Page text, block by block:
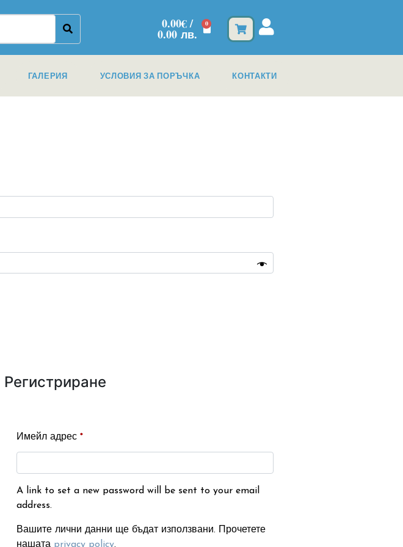
0.00€/
0.00 лв.
0
ГАЛЕРИЯ УСЛОВИЯ ЗА ПОРЪЧКА КОНТАКТИ
Регистриране
Имейл адрес*
A link to set a new password will be sent to your email
address.
Вашите лични данни ще бъдат използвани. Прочетете
нашата privacy policy.